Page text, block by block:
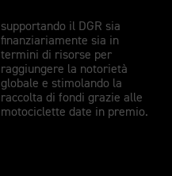
supportando il DGR sia
finanziariamente sia in
termini di risorse per
raggiungere la notorietà
globale e stimolando la
raccolta di fondi grazie alle
motociclette date in premio.